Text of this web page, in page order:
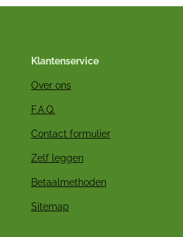
Klantenservice
Over ons
F.A.Q.
Contact formulier
Zelf leggen
Betaalmethoden
Sitemap